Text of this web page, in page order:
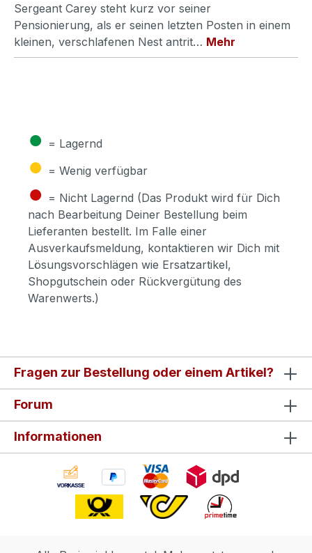
Sergeant Carey steht kurz vor seiner
Pensionierung, als er seinen letzten Posten in einem
kleinen, verschlafenen Nest antrit… Mehr
● = Lagernd
● = Wenig verfügbar
● = Nicht Lagernd (Das Produkt wird für Dich
nach Bearbeitung Deiner Bestellung beim
Lieferanten bestellt. Im Falle einer
Ausverkaufsmeldung, kontaktieren wir Dich mit
Lösungsvorschlägen wie Ersatzartikel,
Shopgutschein oder Rückvergütung des
Warenwerts.)
Fragen zur Bestellung oder einem Artikel?
Forum
Informationen